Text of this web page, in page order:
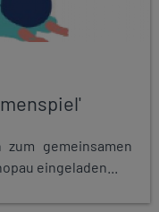
gemeinsamen
eingeladen...